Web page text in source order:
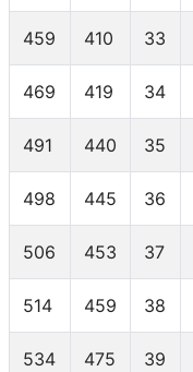
459 410 33
469 419 34
491 440 35
498 445 36
506 453 37
514 459 38
534 475 39